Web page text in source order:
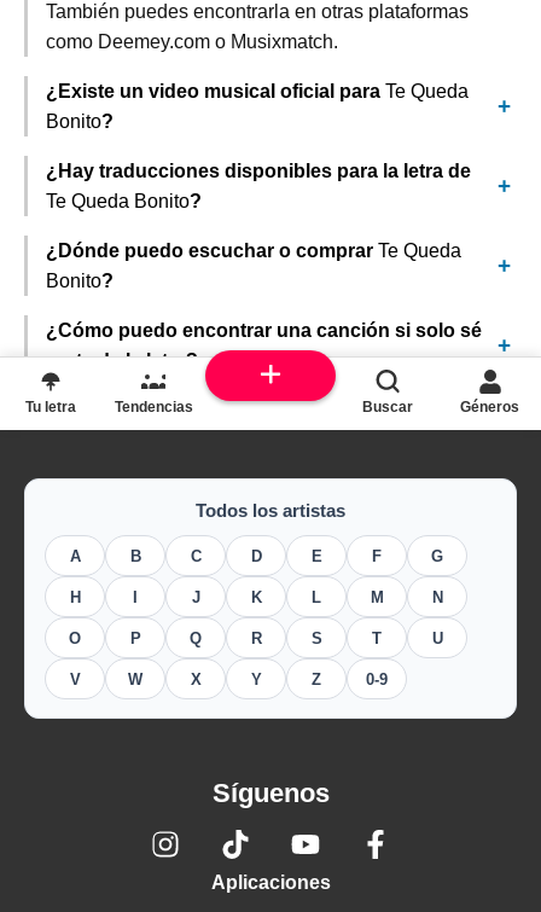
También puedes encontrarla en otras plataformas
como Deemey.com o Musixmatch.
¿Existe un video musical oficial para Te Queda
Bonito?
¿Hay traducciones disponibles para la letra de
Te Queda Bonito?
¿Dónde puedo escuchar o comprar Te Queda
Bonito?
¿Cómo puedo encontrar una canción si solo sé
parte de la letra?
Todos los artistas
A B C D E F G
H J K L M N
O P Q R S T U
V W X Y Z 0-9
Síguenos
Aplicaciones
Tu letra Tendencias Buscar Géneros